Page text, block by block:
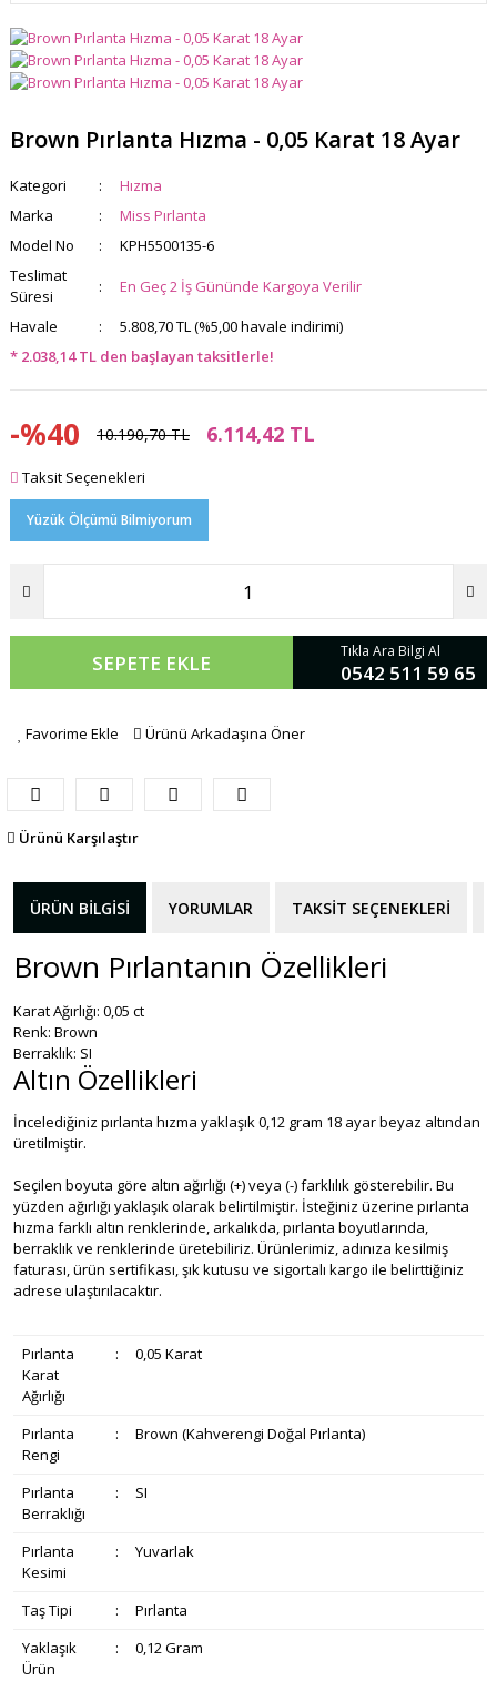
Brown Pırlanta Hızma - 0,05 Karat 18 Ayar
Kategori
Hızma
Marka
Miss Pırlanta
Model No
KPH5500135-6
Teslimat
Süresi
En Geç 2 İş Gününde Kargoya Verilir
Havale
5.808,70 TL (%5,00 havale indirimi)
* 2.038,14 TL den başlayan taksitlerle!
-%40 10.190,70 TL 6.114,42 TL
Taksit Seçenekleri
Yüzük Ölçümü Bilmiyorum
SEPETE EKLE Tıkla Ara Bilgi Al
0542 511 59 65
Favorime Ekle Ürünü Arkadaşına Öner
Ürünü Karşılaştır
ÜRÜN BILGISI YORUMLAR TAKSIT SEÇENEKLERI
Brown Pırlantanın Özellikleri
Karat Ağırlığı: 0,05 ct
Renk: Brown
Berraklık: SI
Altın Özellikleri
İncelediğiniz pırlanta hızma yaklaşık 0,12 gram 18 ayar beyaz altından
üretilmiştir.
Seçilen boyuta göre altın ağırlığı (+) veya (-) farklılık gösterebilir. Bu
yüzden ağırlığı yaklaşık olarak belirtilmiştir. İsteğiniz üzerine pırlanta
hızma farklı altın renklerinde, arkalıkda, pırlanta boyutlarında,
berraklık ve renklerinde üretebiliriz. Ürünlerimiz, adınıza kesilmiş
faturası, ürün sertifikası, şık kutusu ve sigortalı kargo ile belirttiğiniz
adrese ulaştırılacaktır.
Pırlanta
Karat
Ağırlığı
: 0,05 Karat
Pırlanta
Rengi
: Brown (Kahverengi Doğal Pırlanta)
Pırlanta
Berraklığı
: SI
Pırlanta
Kesimi
: Yuvarlak
Taş Tipi :
Pırlanta
Yaklaşık
Ürün
: 0,12 Gram